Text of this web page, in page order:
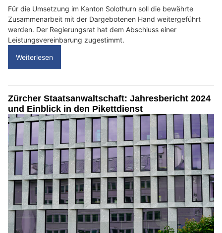
Für die Umsetzung im Kanton Solothurn soll die bewährte
Zusammenarbeit mit der Dargebotenen Hand weitergeführt
werden. Der Regierungsrat hat dem Abschluss einer
Leistungsvereinbarung zugestimmt.
Weiterlesen
Zürcher Staatsanwaltschaft: Jahresbericht 2024
und Einblick in den Pikettdienst